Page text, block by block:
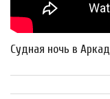
Судная ночь в